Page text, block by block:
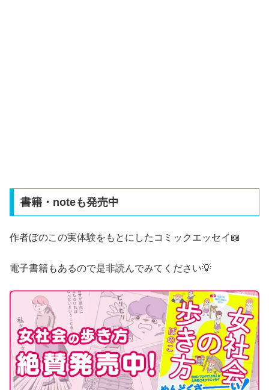
書籍・noteも発売中
作者ぼのこの実体験をもとにしたコミックエッセイ📖
電子書籍もあるので是非読んでみてください💡